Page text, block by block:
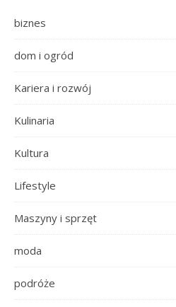
biznes
dom i ogród
Kariera i rozwój
Kulinaria
Kultura
Lifestyle
Maszyny i sprzęt
moda
podróże